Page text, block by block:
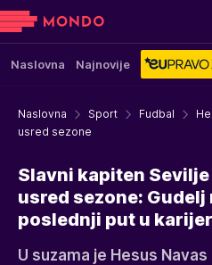
Naslovna Najnovije
Naslovna Sport Fudbal
usred sezone
Slavni kapiten
usred sezone:
poslednji put u
U suzama je Hesus